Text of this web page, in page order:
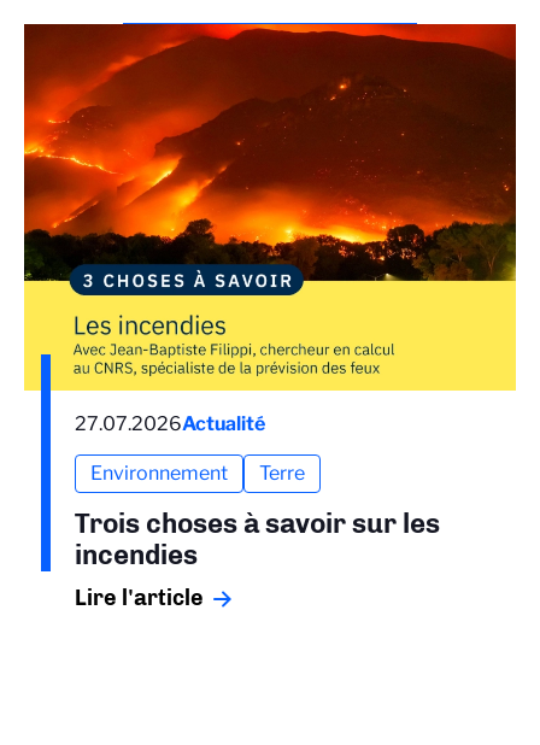
27.07.2026Actualité
Environnement Terre
Trois choses à savoir sur les
incendies
Lire l'article